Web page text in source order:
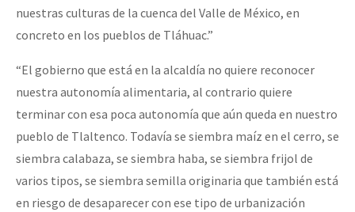
nuestras culturas de la cuenca del Valle de México, en
concreto en los pueblos de Tláhuac.”
“El gobierno que está en la alcaldía no quiere reconocer
nuestra autonomía alimentaria, al contrario quiere
terminar con esa poca autonomía que aún queda en nuestro
pueblo de Tlaltenco. Todavía se siembra maíz en el cerro, se
siembra calabaza, se siembra haba, se siembra frijol de
varios tipos, se siembra semilla originaria que también está
en riesgo de desaparecer con ese tipo de urbanización